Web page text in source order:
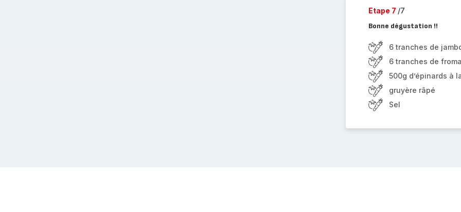
Etape 7 /7
Bonne dégustation !!
6 tranches de
6 tranches de
500g d’épinards à
gruyère râpé
Sel